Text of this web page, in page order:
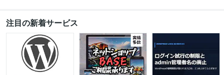
注目の新着サービス